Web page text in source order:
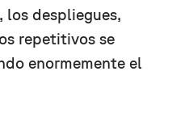
los despliegues,
repetitivos se
enormemente el